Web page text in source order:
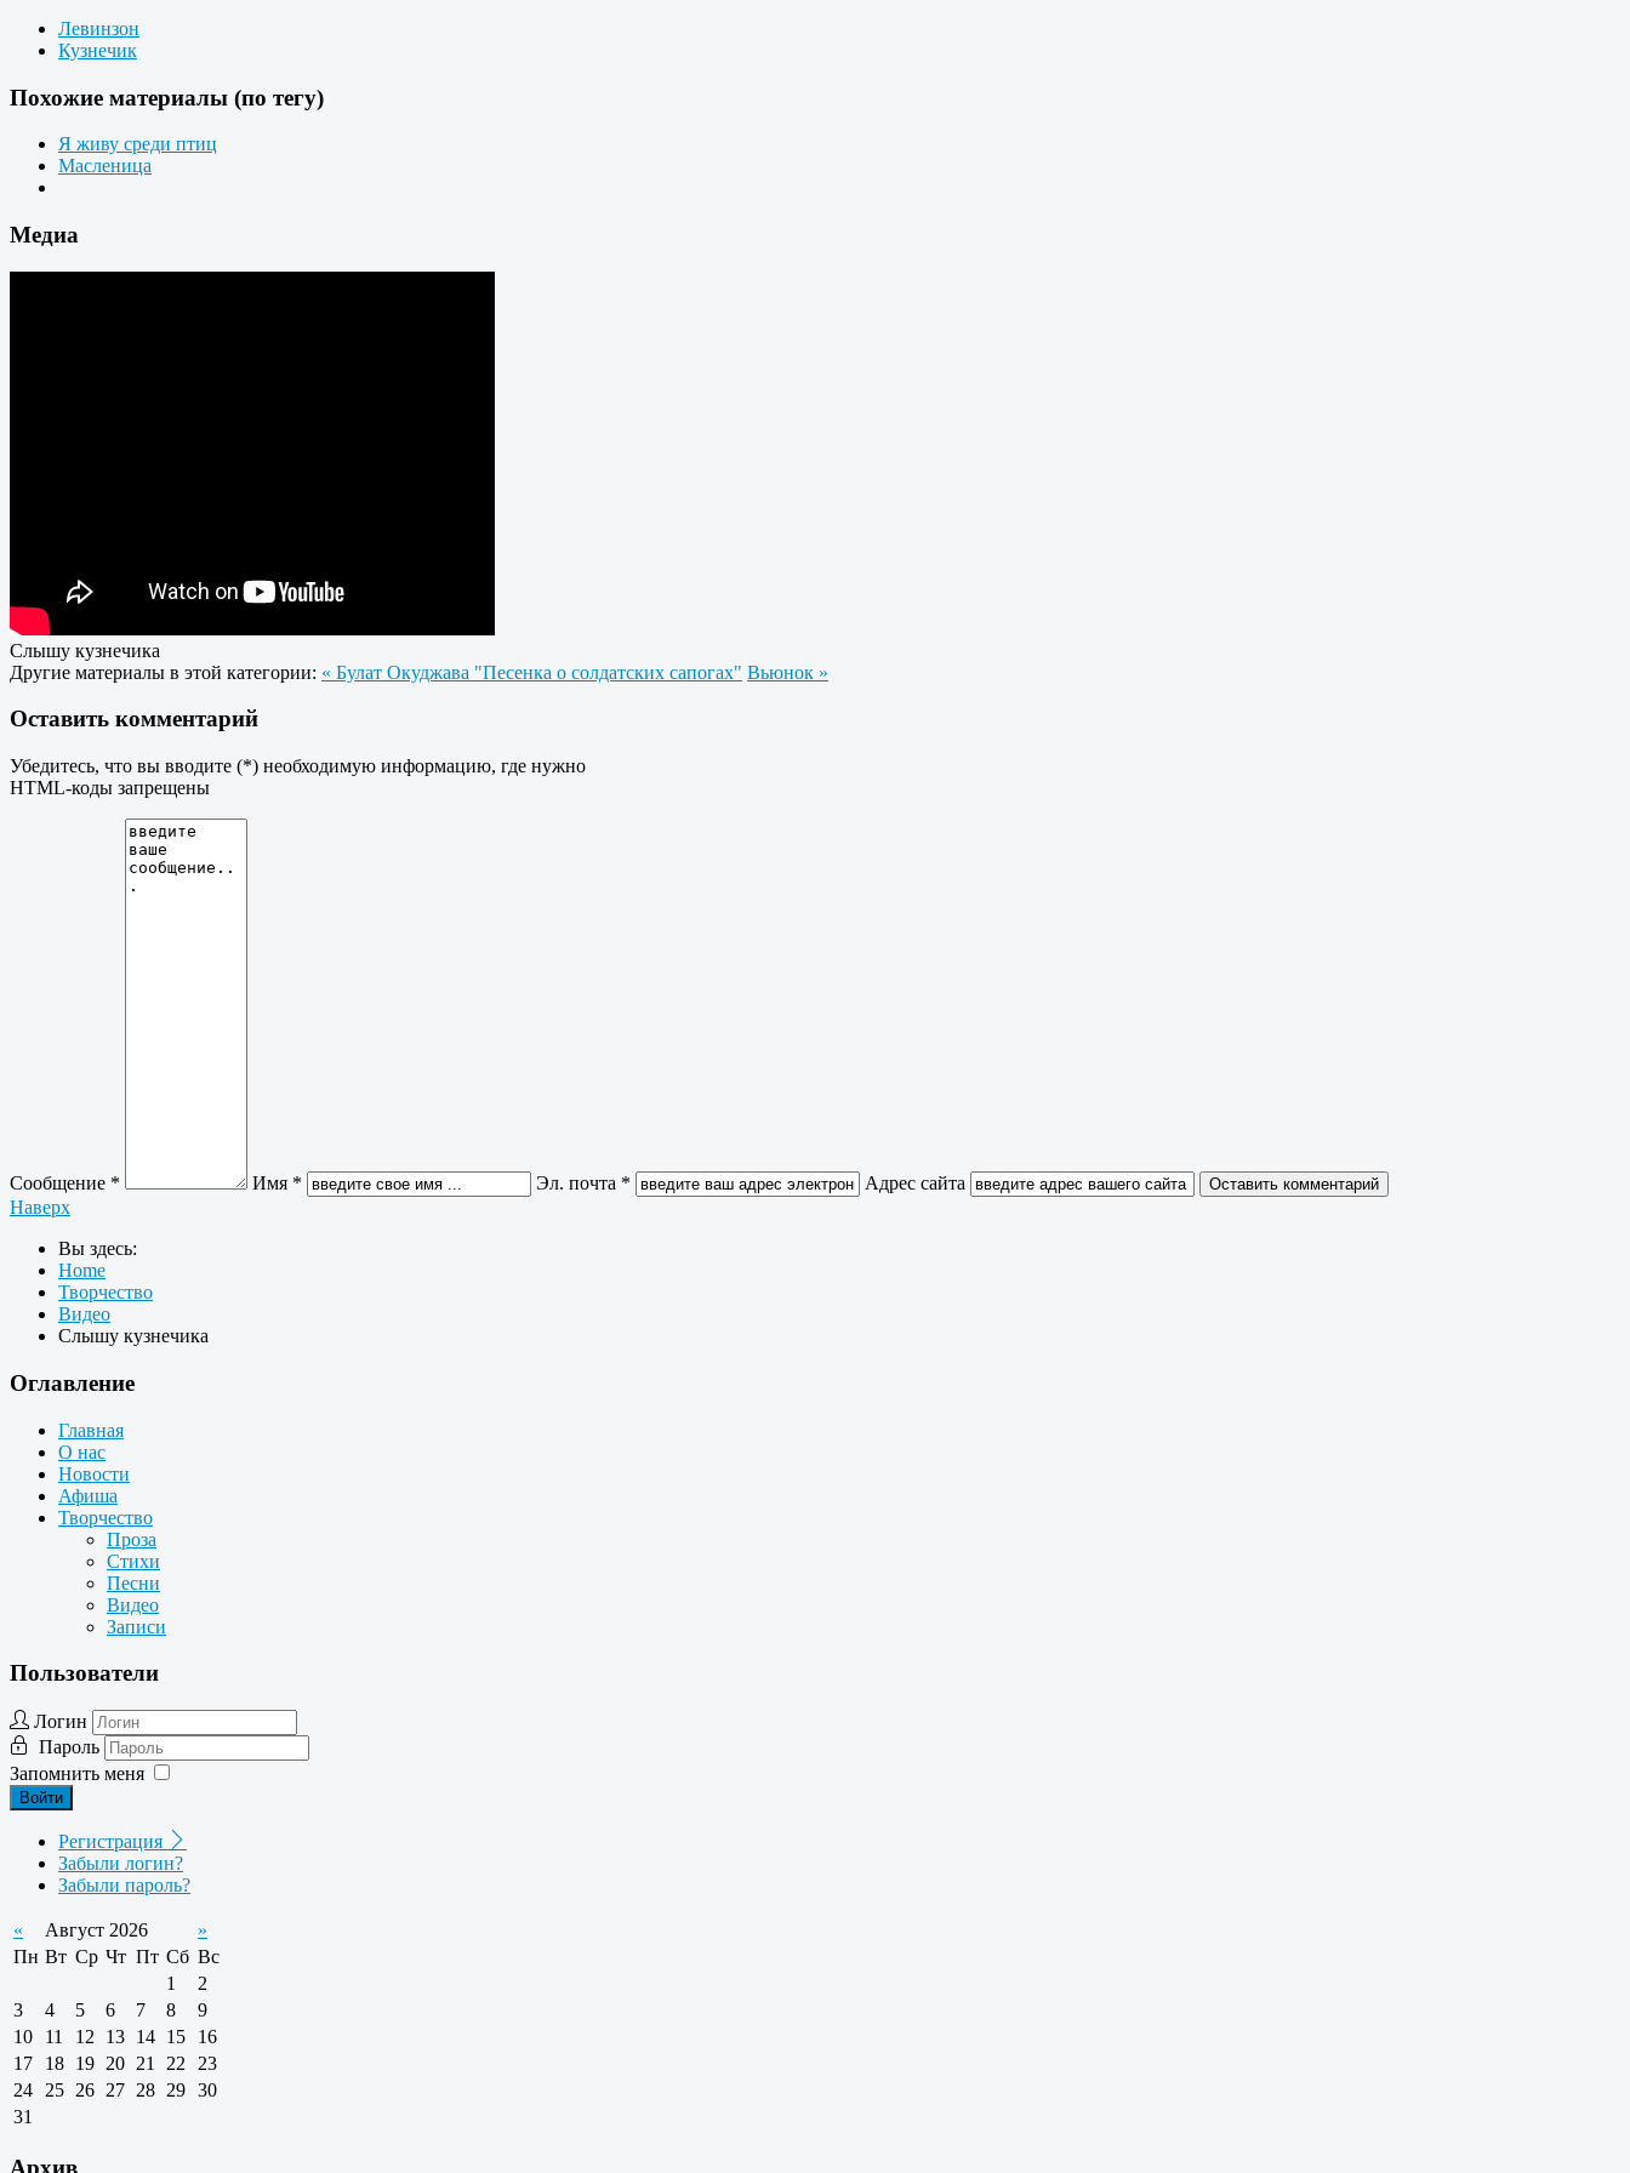
Левинзон
Кузнечик
Похожие материалы (по тегу)
Я живу среди птиц
Масленица
Медиа
Слышу кузнечика
Другие материалы в этой категории: « Булат Окуджава "Песенка о солдатских сапогах" Вьюнок »
Оставить комментарий
Убедитесь, что вы вводите (*) необходимую информацию, где нужно
HTML-коды запрещены
Сообщение * Имя * Эл. почта *
Адрес сайта
Наверх
Вы здесь:
Home
Творчество
Видео
Слышу кузнечика
Оглавление
Главная
О нас
Новости
Афиша
Творчество
Проза
Стихи
Песни
Видео
Записи
Пользователи
Логин
Пароль
Запомнить меня
Войти
Регистрация
Забыли логин?
Забыли пароль?
« Август 2026
»
Пн Вт Ср Чт Пт Сб Вс
1
2
3
4 5 6 7 8
9
10
11 12 13 14 15
16
17
18 19 20 21 22
23
24
25 26 27 28 29 30
31
Архив